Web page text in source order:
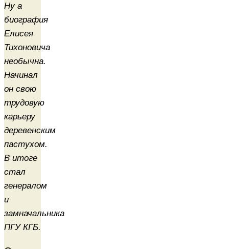
Ну а
биография
Елисея
Тихоновича
необычна.
Начинал
он свою
трудовую
карьеру
деревенским
пастухом.
В итоге
стал
генералом
и
замначальника
ПГУ КГБ.